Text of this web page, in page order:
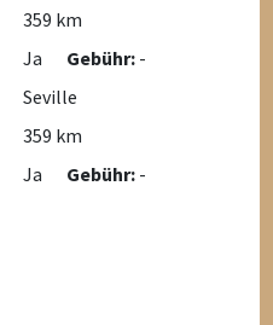
359 km
Ja Gebühr: -
Seville
359 km
Ja Gebühr: -